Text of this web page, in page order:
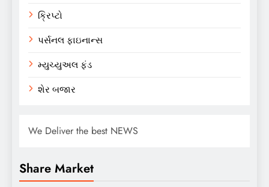
ક્રિપ્ટો
પર્સનલ ફાઇનાન્સ
મ્યુચ્યુઅલ ફંડ
શેર બજાર
We Deliver the best NEWS
Share Market